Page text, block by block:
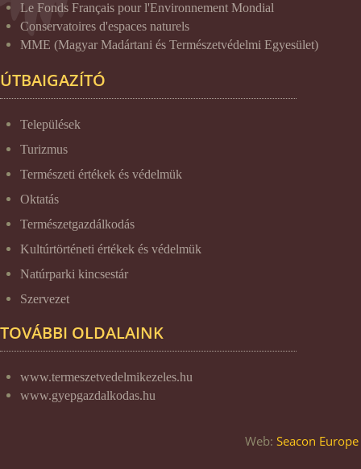
Le Fonds Français pour l'Environnement Mondial
Conservatoires d'espaces naturels
MME (Magyar Madártani és Természetvédelmi Egyesület)
ÚTBAIGAZÍTÓ
Települések
Turizmus
Természeti értékek és védelmük
Oktatás
Természetgazdálkodás
Kultúrtörténeti értékek és védelmük
Natúrparki kincsestár
Szervezet
TOVÁBBI OLDALAINK
www.termeszetvedelmikezeles.hu
www.gyepgazdalkodas.hu
Web: Seacon Europe